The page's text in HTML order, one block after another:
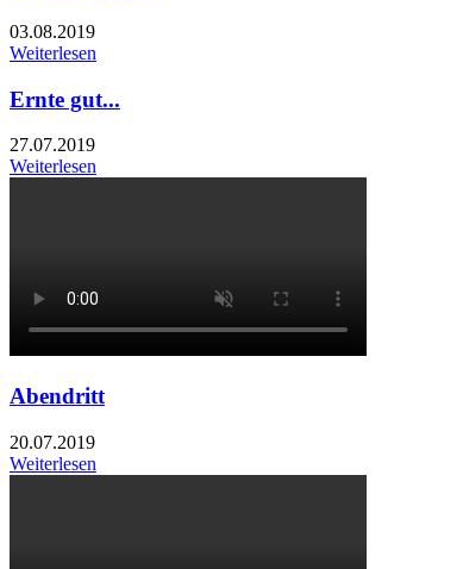
03.08.2019
Weiterlesen
Ernte gut...
27.07.2019
Weiterlesen
Abendritt
20.07.2019
Weiterlesen